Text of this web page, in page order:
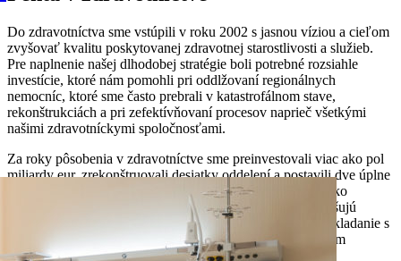
Do zdravotníctva sme vstúpili v roku 2002 s jasnou víziou a cieľom
zvyšovať kvalitu poskytovanej zdravotnej starostlivosti a služieb.
Pre naplnenie našej dlhodobej stratégie boli potrebné rozsiahle
investície, ktoré nám pomohli pri oddlžovaní regionálnych
nemocníc, ktoré sme často prebrali v katastrofálnom stave,
rekonštrukciách a pri zefektívňovaní procesov naprieč všetkými
našimi zdravotníckymi spoločnosťami.
Za roky pôsobenia v zdravotníctve sme preinvestovali viac ako pol
miliardy eur, zrekonštruovali desiatky oddelení a postavili dve úplne
nové nemocnice. Okrem toho sa nám podarilo na Slovensko
priniesť a uviesť do praxe aj množstvo inovácií, ktoré zvyšujú
kvalitu zdravotnej starostlivosti, zefektívňujú procesy a nakladanie s
finančnými prostriedkami a pomáhajú pri práci aj samotným
zdravotníkom či lekárnikom.